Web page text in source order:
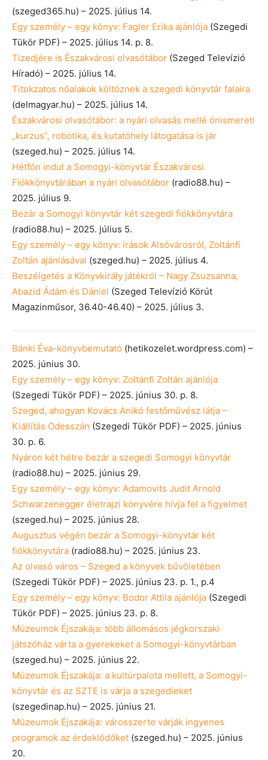
(szeged365.hu) – 2025. július 14.
Egy személy – egy könyv: Fagler Erika ajánlója (Szegedi
Tükör PDF) – 2025. július 14. p. 8.
Tizedjére is Északvárosi olvasótábor (Szeged Televízió
Híradó) – 2025. július 14.
Titokzatos nőalakok költöznek a szegedi könyvtár falaira
(delmagyar.hu) – 2025. július 14.
Északvárosi olvasótábor: a nyári olvasás mellé önismereti
„kurzus”, robotika, és kutatóhely látogatása is jár
(szeged.hu) – 2025. július 14.
Hétfőn indul a Somogyi-könyvtár Északvárosi
Fiókkönyvtárában a nyári olvasótábor (radio88.hu) –
2025. július 9.
Bezár a Somogyi könyvtár két szegedi fiókkönyvtára
(radio88.hu) – 2025. július 5.
Egy személy – egy könyv: írások Alsóvárosról, Zoltánfi
Zoltán ajánlásával (szeged.hu) – 2025. július 4.
Beszélgetés a Könyvkirály játékról – Nagy Zsuzsanna,
Abazid Ádám és Dániel (Szeged Televízió Körút
Magazinműsor, 36.40-46.40) – 2025. július 3.
Bánki Éva-könyvbemutató (hetikozelet.wordpress.com) –
2025. június 30.
Egy személy – egy könyv: Zoltánfi Zoltán ajánlója
(Szegedi Tükör PDF) – 2025. június 30. p. 8.
Szeged, ahogyan Kovács Anikó festőművész látja –
Kiállítás Odesszán (Szegedi Tükör PDF) – 2025. június
30. p. 6.
Nyáron két hétre bezár a szegedi Somogyi könyvtár
(radio88.hu) – 2025. június 29.
Egy személy – egy könyv: Adamovits Judit Arnold
Schwarzenegger életrajzi könyvére hívja fel a figyelmet
(szeged.hu) – 2025. június 28.
Augusztus végén bezár a Somogyi-könyvtár két
fiókkönyvtára (radio88.hu) – 2025. június 23.
Az olvasó város – Szeged a könyvek bűvöletében
(Szegedi Tükör PDF) – 2025. június 23. p. 1., p.4
Egy személy – egy könyv: Bodor Attila ajánlója (Szegedi
Tükör PDF) – 2025. június 23. p. 8.
Múzeumok Éjszakája: több állomásos jégkorszaki
játszóház várta a gyerekeket a Somogyi-könyvtárban
(szeged.hu) – 2025. június 22.
Múzeumok Éjszakája: a kultúrpalota mellett, a Somogyi-
könyvtár és az SZTE is várja a szegedieket
(szegedinap.hu) – 2025. június 21.
Múzeumok Éjszakája: városszerte várják ingyenes
programok az érdeklődőket (szeged.hu) – 2025. június
20.